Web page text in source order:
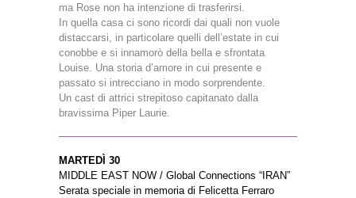
ma Rose non ha intenzione di trasferirsi.
In quella casa ci sono ricordi dai quali non vuole
distaccarsi, in particolare quelli dell’estate in cui
conobbe e si innamorò della bella e sfrontata
Louise. Una storia d’amore in cui presente e
passato si intrecciano in modo sorprendente.
Un cast di attrici strepitoso capitanato dalla
bravissima Piper Laurie.
MARTEDÌ 30
MIDDLE EAST NOW / Global Connections “IRAN”
Serata speciale in memoria di Felicetta Ferraro